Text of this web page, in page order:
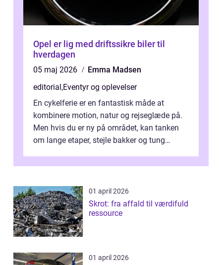
Opel er lig med driftssikre biler til
hverdagen
05 maj 2026
Emma Madsen
editorial,Eventyr og oplevelser
En cykelferie er en fantastisk måde at
kombinere motion, natur og rejseglæde på.
Men hvis du er ny på området, kan tanken
om lange etaper, stejle bakker og tung
01 april 2026
Skrot: fra affald til værdifuld
ressource
01 april 2026